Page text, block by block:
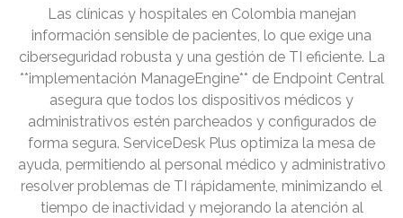
Las clínicas y hospitales en Colombia manejan
información sensible de pacientes, lo que exige una
ciberseguridad robusta y una gestión de TI eficiente. La
**implementación ManageEngine** de Endpoint Central
asegura que todos los dispositivos médicos y
administrativos estén parcheados y configurados de
forma segura. ServiceDesk Plus optimiza la mesa de
ayuda, permitiendo al personal médico y administrativo
resolver problemas de TI rápidamente, minimizando el
tiempo de inactividad y mejorando la atención al